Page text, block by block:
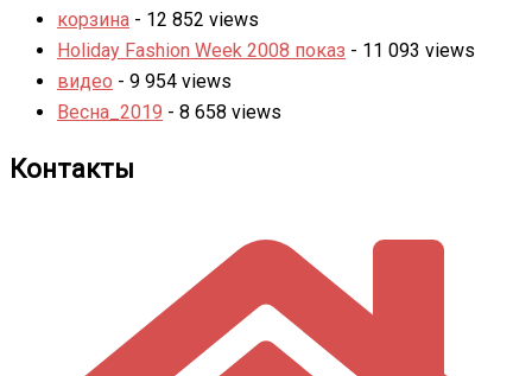
корзина - 12 852 views
Holiday Fashion Week 2008 показ - 11 093 views
видео - 9 954 views
Весна_2019 - 8 658 views
Контакты